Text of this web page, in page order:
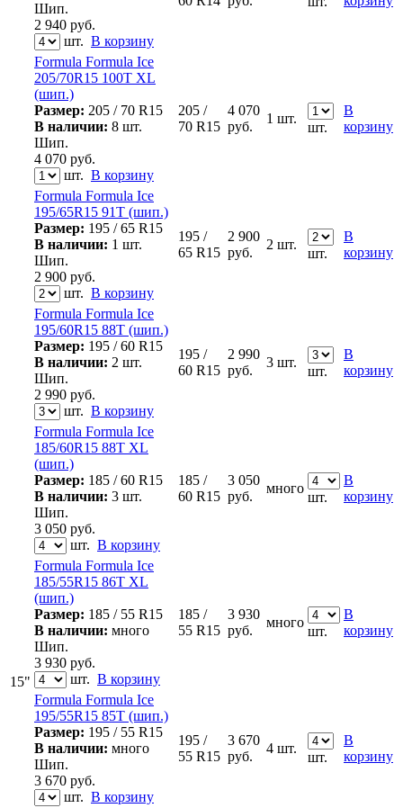
Шип.
2 940 руб.
шт. В корзину
15"
Formula Formula Ice
205/70R15 100T XL
(шип.)
Размер: 205 / 70 R15
В наличии: 8 шт.
Шип.
4 070 руб.
шт. В корзину
205 /
70 R15
4 070
руб.
1 шт.
шт.
В
корзину
Formula Formula Ice
195/65R15 91T (шип.)
Размер: 195 / 65 R15
В наличии: 1 шт.
Шип.
2 900 руб.
шт. В корзину
195 /
65 R15
2 900
руб.
2 шт.
шт.
В
корзину
Formula Formula Ice
195/60R15 88T (шип.)
Размер: 195 / 60 R15
В наличии: 2 шт.
Шип.
2 990 руб.
шт. В корзину
195 /
60 R15
2 990
руб.
3 шт.
шт.
В
корзину
Formula Formula Ice
185/60R15 88T XL
(шип.)
Размер: 185 / 60 R15
В наличии: 3 шт.
Шип.
3 050 руб.
шт. В корзину
185 /
60 R15
3 050
руб.
много
шт.
В
корзину
Formula Formula Ice
185/55R15 86T XL
(шип.)
Размер: 185 / 55 R15
В наличии: много
Шип.
3 930 руб.
шт. В корзину
185 /
55 R15
3 930
руб.
много
шт.
В
корзину
Formula Formula Ice
195/55R15 85T (шип.)
Размер: 195 / 55 R15
В наличии: много
Шип.
3 670 руб.
шт. В корзину
195 /
55 R15
3 670
руб.
4 шт.
шт.
В
корзину